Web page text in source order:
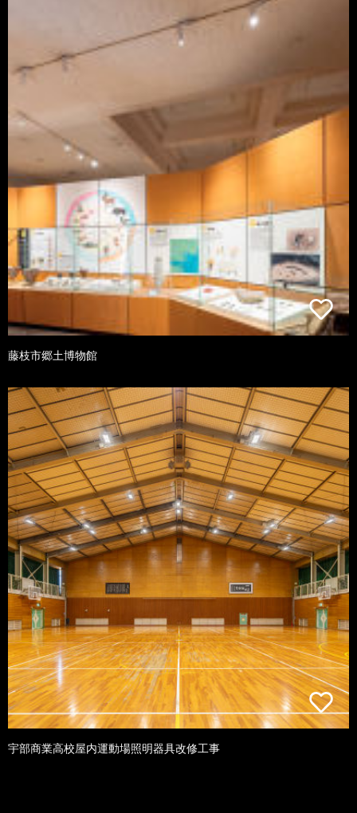
藤枝市郷土博物館
宇部商業高校屋内運動場照明器具改修工事